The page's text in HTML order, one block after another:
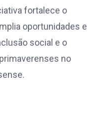
fortalece o
oportunidades e
social e o
no